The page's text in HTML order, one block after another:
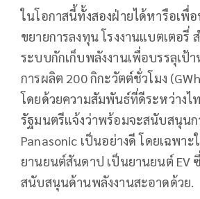
ในโอกาสนี้ทั้งสองฝ่ายได้หารือเพื่
ขยายการลงทุน โรงงานแบตเตอรี่
ระบบกักเก็บพลังงานเพื่อบรรลุเป้
การผลิต 200 กิกะวัตต์ชั่วโมง
โดยด้วยความสัมพันธ์ที่ดีระหว่าง
รัฐมนตรีแจ้งว่าพร้อมจะสนับสนุนก
Panasonic เป็นอย่างดี โดยเฉพา
ยานยนต์สันดาป เป็นยานยนต์ EV
สนับสนุนด้านพลังงานสะอาดด้วย.